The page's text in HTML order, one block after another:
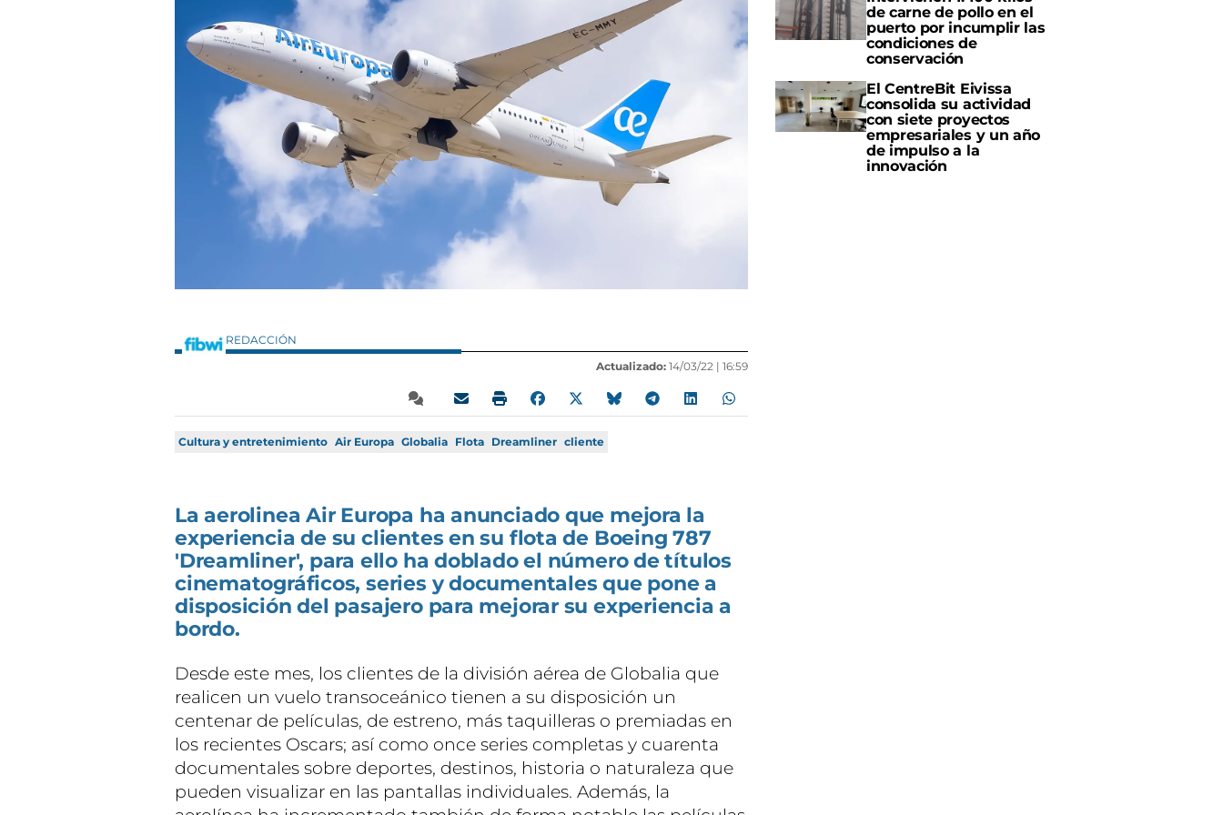
REDACCIÓN
Actualizado: 14/03/22 | 16:59
Cultura y entretenimiento Air Europa Globalia Flota Dreamliner cliente
La aerolinea Air Europa ha anunciado que mejora la
experiencia de su clientes en su flota de Boeing 787
'Dreamliner', para ello ha doblado el número de títulos
cinematográficos, series y documentales que pone a
disposición del pasajero para mejorar su experiencia a
bordo.
Desde este mes, los clientes de la división aérea de Globalia que
realicen un vuelo transoceánico tienen a su disposición un
centenar de películas, de estreno, más taquilleras o premiadas en
los recientes Oscars; así como once series completas y cuarenta
documentales sobre deportes, destinos, historia o naturaleza que
pueden visualizar en las pantallas individuales. Además, la
de carne de pollo en el
puerto por incumplir las
condiciones de
conservación
El CentreBit Eivissa
consolida su actividad
con siete proyectos
empresariales y un año
de impulso a la
innovación